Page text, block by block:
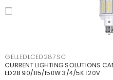
GELLEDLCED287SC
CURRENT LIGHTING SOLUTIONS
ED28 90/115/150W 3/4/5K 120V